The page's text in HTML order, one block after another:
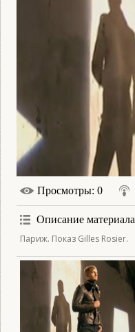
Просмотры: 0
Описание материала
Париж. Показ Gilles Rosier.